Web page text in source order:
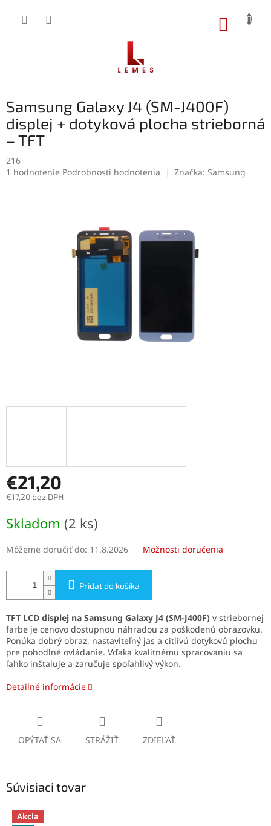
Samsung Galaxy J4 (SM-J400F)
displej + dotyková plocha strieborná
– TFT
216
Priemerné
1 hodnotenie Podrobnosti hodnotenia Značka: Samsung
€21,20
€17,20 bez DPH
cena:
Skladom (2 ks)
Môžeme doručiť do: 11.8.2026 Možnosti doručenia
Pridať do košíka
TFT LCD displej na Samsung Galaxy J4 (SM-J400F) v striebornej
farbe je cenovo dostupnou náhradou za poškodenú obrazovku.
Ponúka dobrý obraz, nastaviteľný jas a citlivú dotykovú plochu
pre pohodlné ovládanie. Vďaka kvalitnému spracovaniu sa
ľahko inštaluje a zaručuje spoľahlivý výkon.
Detailné informácie
OPÝTAŤ SA STRÁŽIŤ ZDIEĽAŤ
Súvisiaci tovar
Akcia